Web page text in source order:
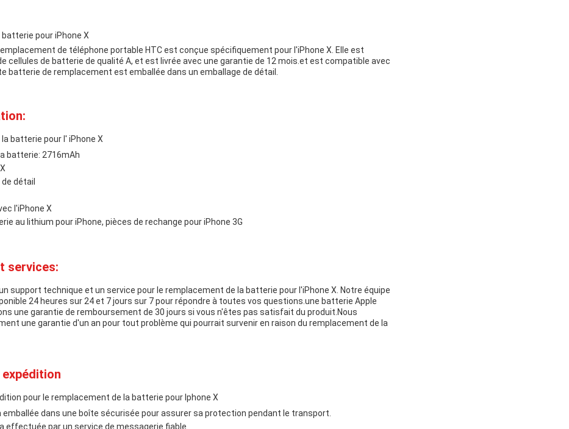
pour iPhone X
de téléphone portable HTC est conçue spécifiquement pour l'iPhone X. Elle est
cellules de batterie de qualité A, et est livrée avec une garantie de 12 mois.et est compatible avec
batterie de remplacement est emballée dans un emballage de détail.
batterie pour l' iPhone X
batterie: 2716mAh
détail
l'iPhone X
au lithium pour iPhone, pièces de rechange pour iPhone 3G
services:
support technique et un service pour le remplacement de la batterie pour l'iPhone X. Notre équipe
24 heures sur 24 et 7 jours sur 7 pour répondre à toutes vos questions.une batterie Apple
une garantie de remboursement de 30 jours si vous n'êtes pas satisfait du produit.Nous
une garantie d'un an pour tout problème qui pourrait survenir en raison du remplacement de la
expédition
pour le remplacement de la batterie pour Iphone X
emballée dans une boîte sécurisée pour assurer sa protection pendant le transport.
effectuée par un service de messagerie fiable.